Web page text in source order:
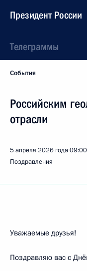
Президент России
Телеграммы
События
Российским
отрасли
5 апреля 2026 года09:00
Поздравления
Уважаемые друзья!
Поздравляю вас с